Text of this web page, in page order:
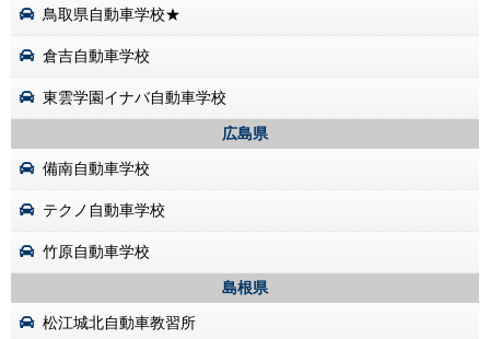
鳥取県自動車学校★
倉吉自動車学校
東雲学園イナバ自動車学校
広島県
備南自動車学校
テクノ自動車学校
竹原自動車学校
島根県
松江城北自動車教習所